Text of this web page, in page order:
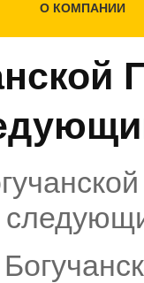
О КОМПАНИИ